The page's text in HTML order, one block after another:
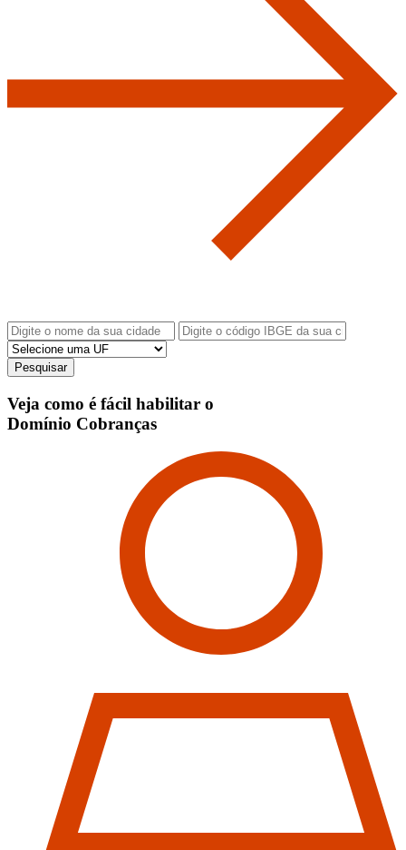
Pesquisar
Veja como é fácil habilitar o
Domínio Cobranças